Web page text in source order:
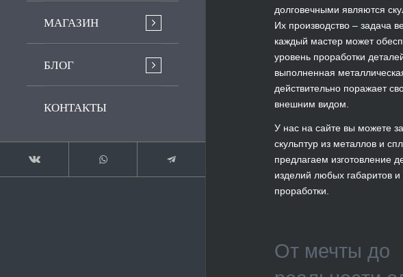
МАГАЗИН
БЛОГ
КОНТАКТЫ
долговечными являются
Их производство – задача
каждый мастер может
уровень проработки
выполненная
действительно поражает
внешним видом.
У нас на сайте вы можете
скульптур из металлов и
предлагаем изготовление
изделий любых габаритов и
проработки.
От мечты до